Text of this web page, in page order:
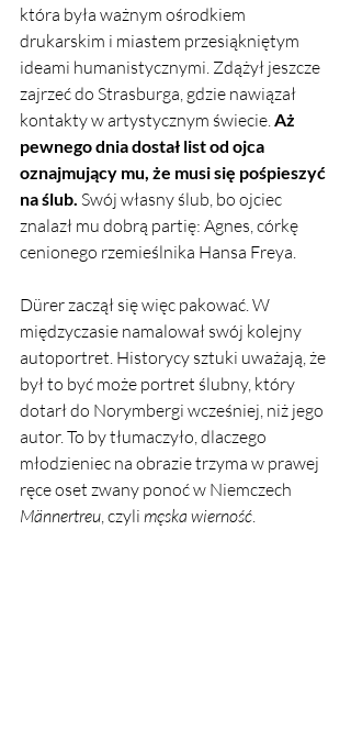
która była ważnym ośrodkiem
drukarskim i miastem przesiąkniętym
ideami humanistycznymi. Zdążył jeszcze
zajrzeć do Strasburga, gdzie nawiązał
kontakty w artystycznym świecie. Aż
pewnego dnia dostał list od ojca
oznajmujący mu, że musi się pośpieszyć
na ślub. Swój własny ślub, bo ojciec
znalazł mu dobrą partię: Agnes, córkę
cenionego rzemieślnika Hansa Freya.
Dürer zaczął się więc pakować. W
międzyczasie namalował swój kolejny
autoportret. Historycy sztuki uważają, że
był to być może portret ślubny, który
dotarł do Norymbergi wcześniej, niż jego
autor. To by tłumaczyło, dlaczego
młodzieniec na obrazie trzyma w prawej
ręce oset zwany ponoć w Niemczech
Männertreu , czyli męska wierność